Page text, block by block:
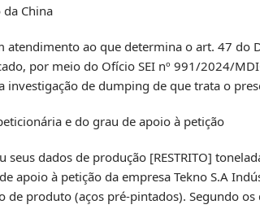
China
atendimento ao que determina o art. 47 do
por meio do Ofício SEI nº 991/2024/
investigação de dumping de que trata o
e do grau de apoio à petição
seus dados de produção [RESTRITO]
apoio à petição da empresa Tekno S.A
produto (aços pré-pintados). Segundo